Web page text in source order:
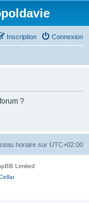
Connexion
Inscription
?
horaire sur UTC+02:00
Limited